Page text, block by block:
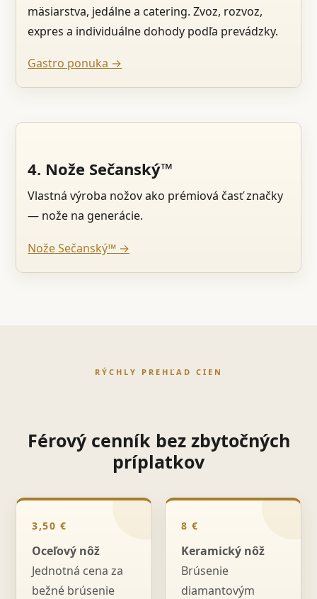
mäsiarstva, jedálne a catering. Zvoz, rozvoz,
expres a individuálne dohody podľa prevádzky.
Gastro ponuka →
4. Nože Sečanský™
Vlastná výroba nožov ako prémiová časť značky
— nože na generácie.
Nože Sečanský™ →
RÝCHLY PREHĽAD CIEN
Férový cenník bez zbytočných
príplatkov
3,50 €
Oceľový nôž
Jednotná cena za
bežné brúsenie
8 €
Keramický nôž
Brúsenie
diamantovým